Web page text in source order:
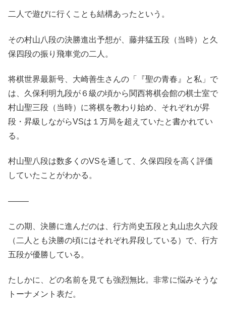
二人で遊びに行くことも結構あったという。
その村山八段の決勝進出予想が、藤井猛五段（当時）と久
保四段の振り飛車党の二人。
将棋世界最新号、大崎善生さんの「『聖の青春』と私」で
は、久保利明九段が６級の頃から関西将棋会館の棋士室で
村山聖三段（当時）に将棋を教わり始め、それぞれが昇
段・昇級しながらVSは１万局を超えていたと書かれてい
る。
村山聖八段は数多くのVSを通して、久保四段を高く評価
していたことがわかる。
——–
この期、決勝に進んだのは、行方尚史五段と丸山忠久六段
（二人とも決勝の頃にはそれぞれ昇段している）で、行方
五段が優勝している。
たしかに、どの名前を見ても強烈無比。非常に悩みそうな
トーナメント表だ。